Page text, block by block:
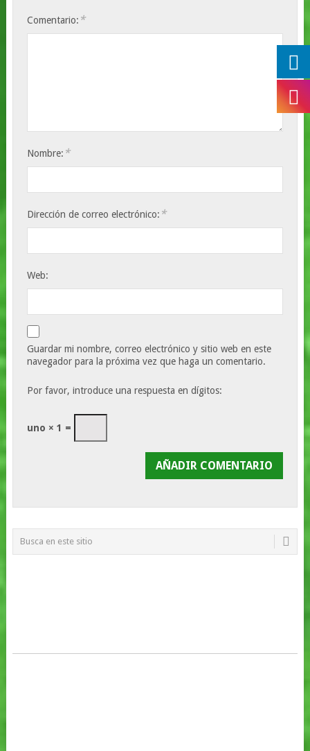
Comentario: *
Nombre: *
Dirección de correo electrónico: *
Web:
Guardar mi nombre, correo electrónico y sitio web en este
navegador para la próxima vez que haga un comentario.
Por favor, introduce una respuesta en dígitos:
uno × 1 =